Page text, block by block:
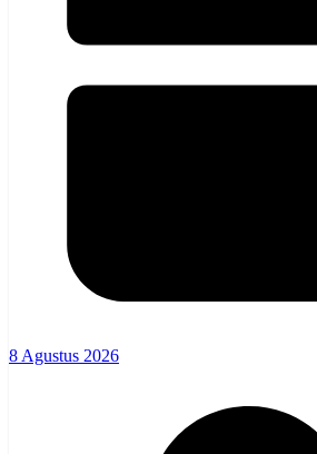
8 Agustus 2026